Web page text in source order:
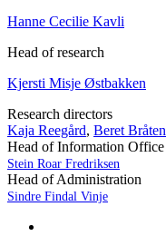
Hanne Cecilie Kavli
Head of research
Kjersti Misje Østbakken
Research directors
Kaja Reegård, Beret Bråten
Head of Information Office
Stein Roar Fredriksen
Head of Administration
Sindre Findal Vinje